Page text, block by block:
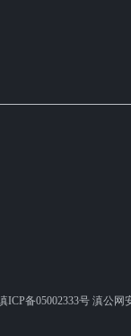
ICP备05002333号 滇公